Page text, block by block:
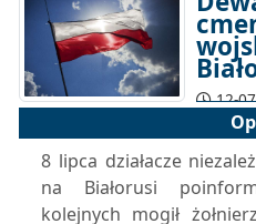
12-
8 lipca działacze
na Białorusi
kolejnych mogił